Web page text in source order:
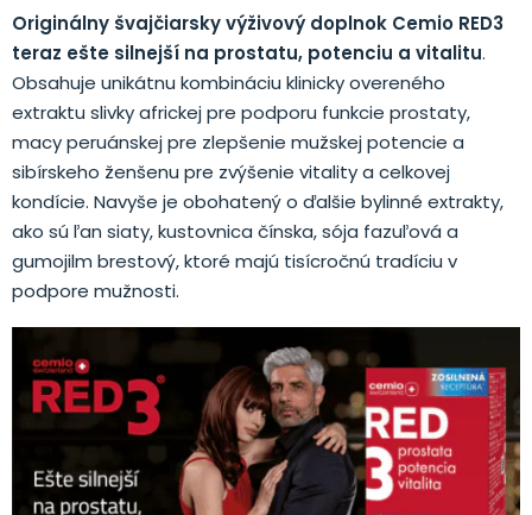
Originálny švajčiarsky výživový doplnok Cemio RED3
teraz ešte silnejší na prostatu, potenciu a vitalitu.
Obsahuje unikátnu kombináciu klinicky overeného
extraktu slivky africkej pre podporu funkcie prostaty,
macy peruánskej pre zlepšenie mužskej potencie a
sibírskeho ženšenu pre zvýšenie vitality a celkovej
kondície. Navyše je obohatený o ďalšie bylinné extrakty,
ako sú ľan siaty, kustovnica čínska, sója fazuľová a
gumojilm brestový, ktoré majú tisícročnú tradíciu v
podpore mužnosti.